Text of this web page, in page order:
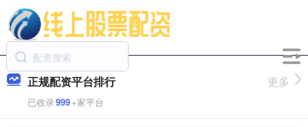
正规配资平台排行
已收录999+家平台
更多